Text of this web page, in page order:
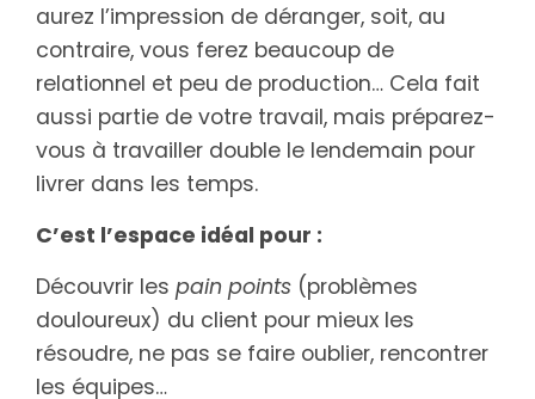
aurez l’impression de déranger, soit, au
contraire, vous ferez beaucoup de
relationnel et peu de production… Cela fait
aussi partie de votre travail, mais préparez-
vous à travailler double le lendemain pour
livrer dans les temps.
C’est l’espace idéal pour :
Découvrir les pain points (problèmes
douloureux) du client pour mieux les
résoudre, ne pas se faire oublier, rencontrer
les équipes…